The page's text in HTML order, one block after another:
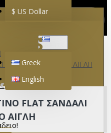
$ US Dollar
Greek
English
ΣΑΝΔΑΛΙ ΚΟΚΚΙΝΟ ΑΙΓΛΗ
FLAT ΣΑΝΔΑΛΙ
ΑΙΓΛΗ